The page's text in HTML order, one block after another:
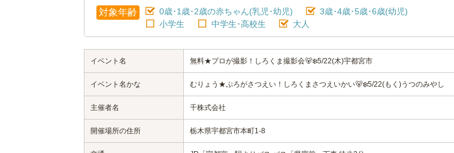
対象年齢 0歳･1歳･2歳の赤ちゃん(乳児･幼児)
3歳･4歳･5歳･6歳(幼児)
小学生
中学生･高校生 大人
イベント名 無料★プロが撮影！しろくま撮影会🐻‍❄️5/22(木)宇都宮市
イベント名かな むりょう★ぷろがさつえい！しろくまさつえいかい🐻‍❄️5/22(もく)うつのみやし
主催者名 千株式会社
開催場所の住所 栃木県宇都宮市本町1-8